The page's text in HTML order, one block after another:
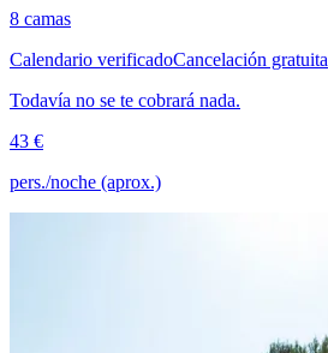
8 camas
Calendario verificadoCancelación gratuita
Todavía no se te cobrará nada.
43 €
pers./noche (aprox.)